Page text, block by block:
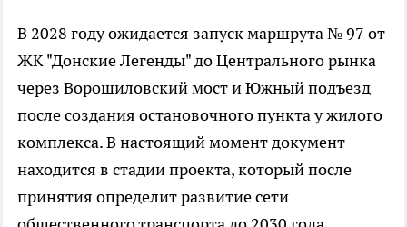
В 2028 году ожидается запуск маршрута № 97 от
ЖК "Донские Легенды" до Центрального рынка
через Ворошиловский мост и Южный подъезд
после создания остановочного пункта у жилого
комплекса. В настоящий момент документ
находится в стадии проекта, который после
принятия определит развитие сети